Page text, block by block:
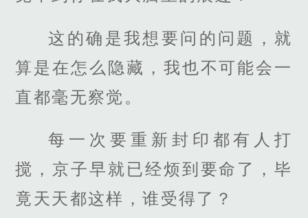
这的确是我想要问的问题，就
算是在怎么隐藏，我也不可能会一
直都毫无察觉。
每一次要重新封印都有人打
搅，京子早就已经烦到要命了，毕
竟天天都这样，谁受得了？